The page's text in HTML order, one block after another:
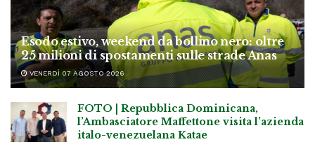
Esodo estivo, weekend da bollino nero: oltre
25 milioni di spostamenti sulle strade Anas
VENERDÌ 07 AGOSTO 2026
FOTO | Repubblica Dominicana,
l’Ambasciatore Maffettone visita l’azienda
italo-venezuelana Katae